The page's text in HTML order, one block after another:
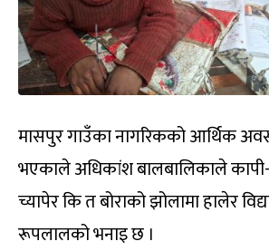
मासपुर गाउँका नागरिकको आर्थिक
भएकाले अधिकांश बालबालिकाले
च्यापेर कि त बोराको झोलामा हालेर
रूपलालको भनाइ छ ।